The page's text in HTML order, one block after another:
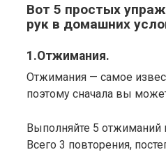
Вот 5 простых
рук в домашних
1.Отжимания.
Отжимания — самое
поэтому сначала вы
Выполняйте 5 отжиманий
Всего 3 повторения,